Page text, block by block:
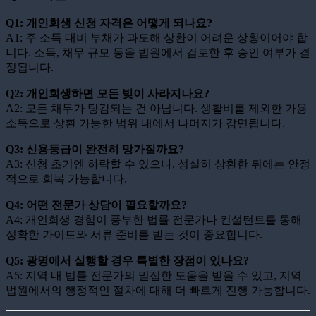
Q1: 개인회생 신청 자격은 어떻게 되나요?
A1: 주 소득 대비 부채가 과도해 상환이 어려운 상황이어야 합
니다. 소득, 채무 규모 등을 법원에서 검토한 후 승인 여부가 결
정됩니다.
Q2: 개인회생하면 모든 빚이 사라지나요?
A2: 모든 채무가 탕감되는 건 아닙니다. 생활비를 제외한 가용
소득으로 상환 가능한 범위 내에서 나머지가 감면됩니다.
Q3: 신용등급이 완전히 망가질까요?
A3: 신청 초기엔 하락할 수 있으나, 성실히 상환한 뒤에는 안정
적으로 회복 가능합니다.
Q4: 어떤 전문가 상담이 필요할까요?
A4: 개인회생 경험이 풍부한 법률 전문가나 컨설턴트를 통해
정확한 가이드와 서류 준비를 받는 것이 중요합니다.
Q5: 광명에서 실행할 경우 특별한 장점이 있나요?
A5: 지역 내 법률 전문가의 밀접한 도움을 받을 수 있고, 지역
법원에서의 행정적인 절차에 대해 더 빠르게 진행 가능합니다.